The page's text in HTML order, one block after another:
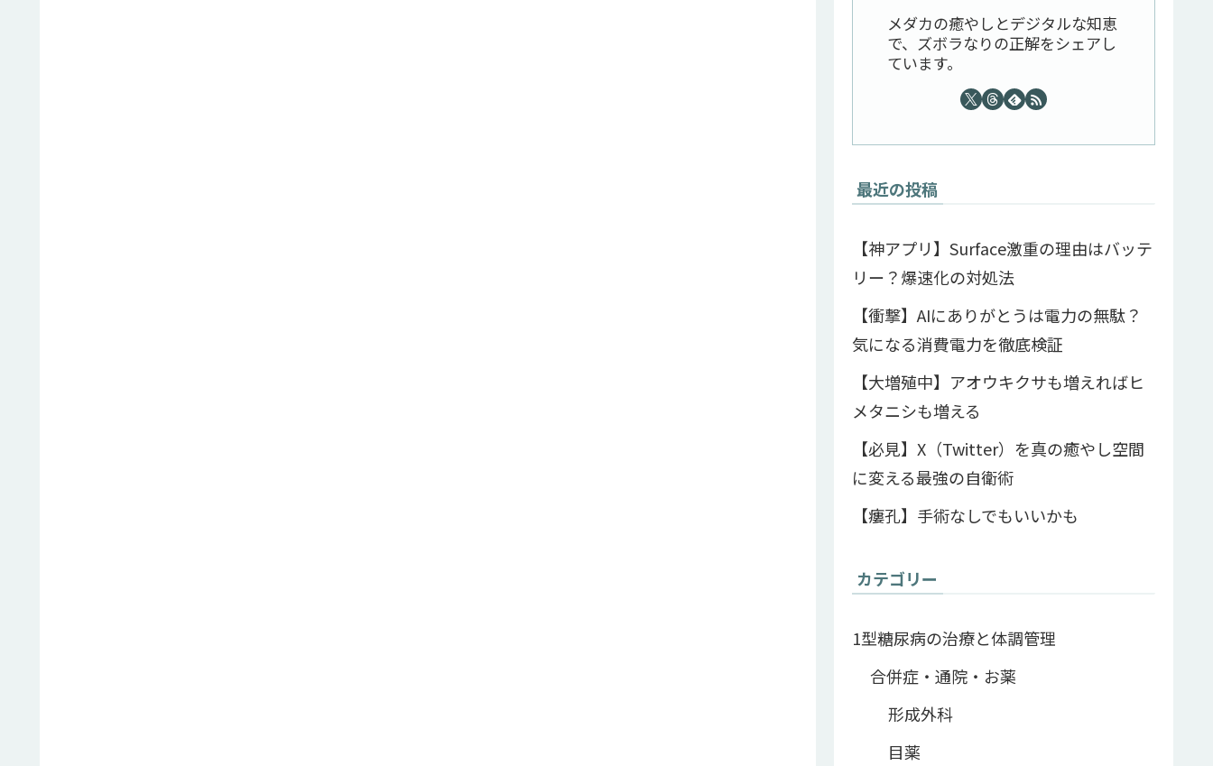
メダカの癒やしとデジタルな知恵
で、ズボラなりの正解をシェアし
ています。
最近の投稿
【神アプリ】Surface激重の理由はバッテ
リー？爆速化の対処法
【衝撃】AIにありがとうは電力の無駄？
気になる消費電力を徹底検証
【大増殖中】アオウキクサも増えればヒ
メタニシも増える
【必見】X（Twitter）を真の癒やし空間
に変える最強の自衛術
【瘻孔】手術なしでもいいかも
カテゴリー
1型糖尿病の治療と体調管理
合併症・通院・お薬
形成外科
目薬